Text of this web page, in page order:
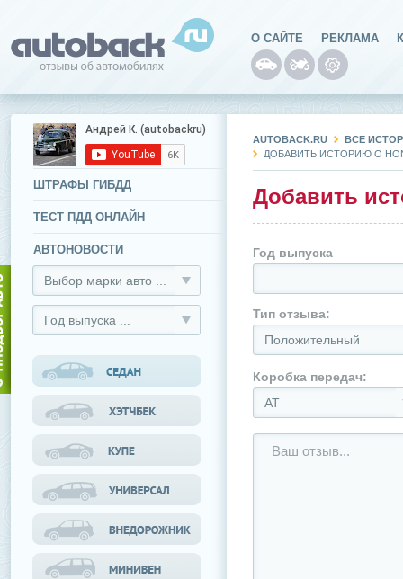
О САЙТЕ РЕКЛАМА
ШТРАФЫ ГИБДД
ТЕСТ ПДД ОНЛАЙН
АВТОНОВОСТИ
Выбор марки авто ...
Год выпуска ...
AUTOBACK.RU
ВСЕ
ДОБАВИТЬ ИСТОРИЮ О
Добавить
Год выпуска
Тип отзыва:
Положительный
Коробка передач:
АТ